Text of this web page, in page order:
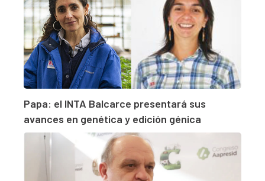
Papa: el INTA Balcarce presentará sus
avances en genética y edición génica